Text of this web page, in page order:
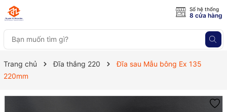
Số hệ thống
8 cửa hàng
Trang chủ Đĩa thắng 220
Đĩa sau Mẫu bông Ex 135
220mm